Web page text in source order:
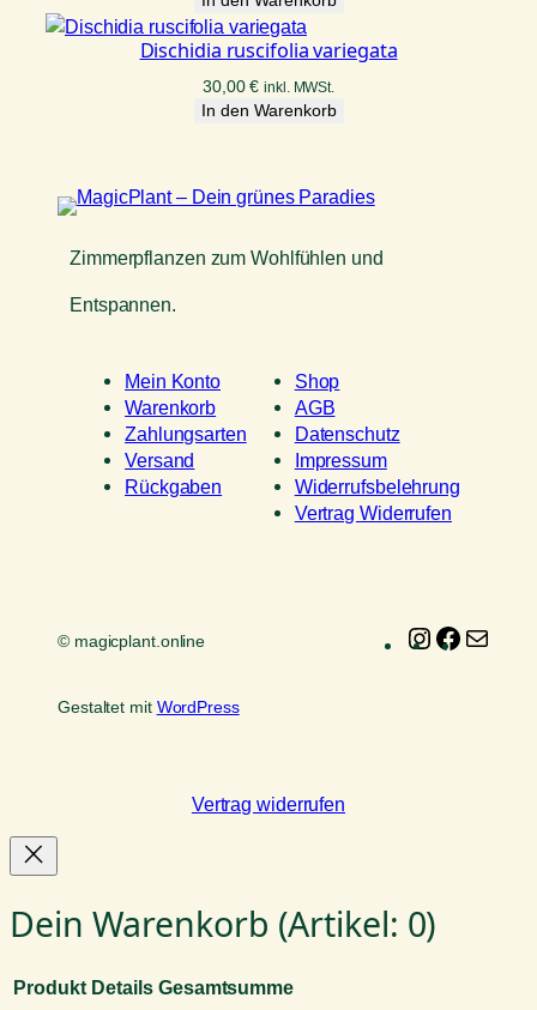
Dischidia ruscifolia variegata
30,00€ inkl. MWSt.
In den Warenkorb
Zimmerpflanzen zum Wohlfühlen und
Entspannen.
Mein Konto
Warenkorb
Zahlungsarten
Versand
Rückgaben
Shop
AGB
Datenschutz
Impressum
Widerrufsbelehrung
Vertrag Widerrufen
© magicplant.online Instagram
Gestaltet mit WordPress
Vertrag widerrufen
Dein Warenkorb (Artikel: 0)
Produkt Details Gesamtsumme